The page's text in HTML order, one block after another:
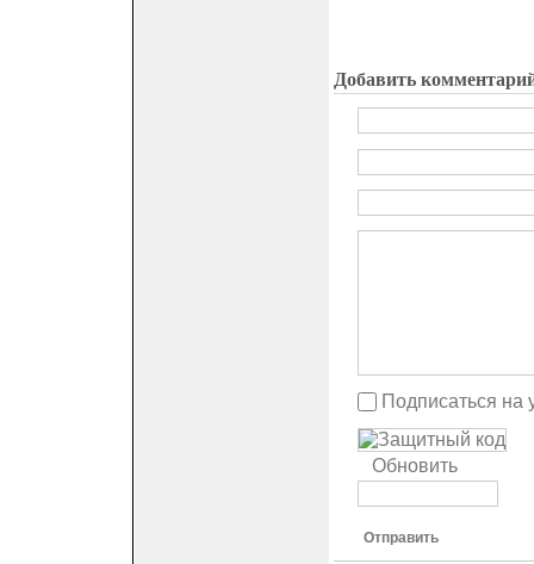
Добавить
Подписаться
Обновить
Отправить